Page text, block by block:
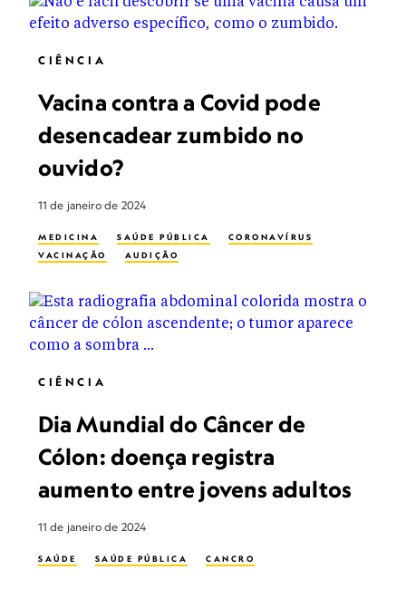
CIÊNCIA
Vacina contra a Covid pode
desencadear zumbido no
ouvido?
11 de janeiro de 2024
MEDICINA SAÚDE PÚBLICA
CORONAVÍRUS
VACINAÇÃO
AUDIÇÃO
CIÊNCIA
Dia Mundial do Câncer de
Cólon: doença registra
aumento entre jovens adultos
11 de janeiro de 2024
SAÚDE SAÚDE PÚBLICA CANCRO